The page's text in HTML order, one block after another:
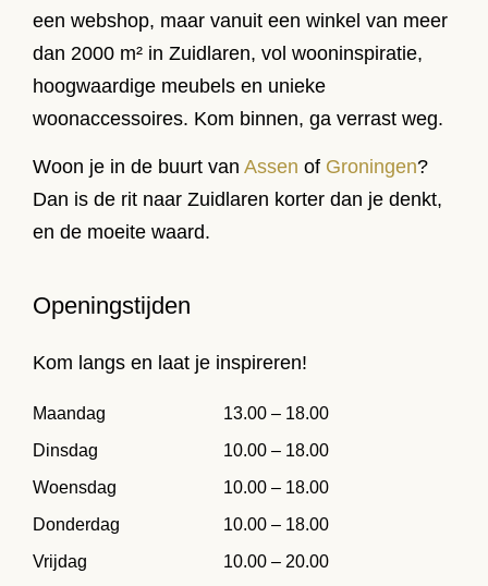
een webshop, maar vanuit een winkel van meer
dan 2000 m² in Zuidlaren, vol wooninspiratie,
hoogwaardige meubels en unieke
woonaccessoires. Kom binnen, ga verrast weg.
Woon je in de buurt van Assen of Groningen?
Dan is de rit naar Zuidlaren korter dan je denkt,
en de moeite waard.
Openingstijden
Kom langs en laat je inspireren!
Maandag
13.00 – 18.00
Dinsdag
10.00 – 18.00
Woensdag
10.00 – 18.00
Donderdag
10.00 – 18.00
Vrijdag
10.00 – 20.00